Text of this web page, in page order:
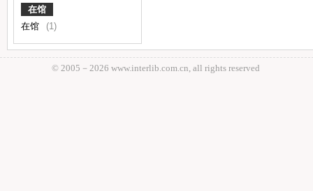
在馆
在馆
(1)
© 2005－ 2026 www.interlib.com.cn, all rights reserved